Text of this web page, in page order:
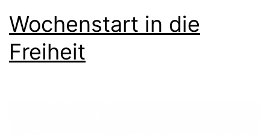
Wochenstart in die
Freiheit